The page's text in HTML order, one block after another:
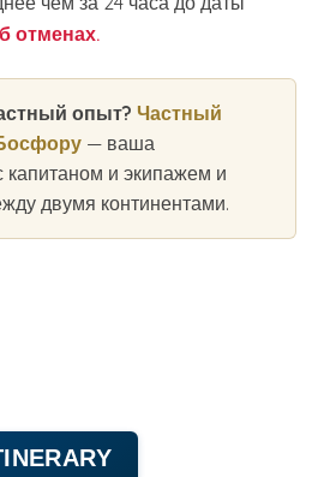
отменах.
опыт? Частный
— ваша
капитаном и экипажем и
двумя континентами.